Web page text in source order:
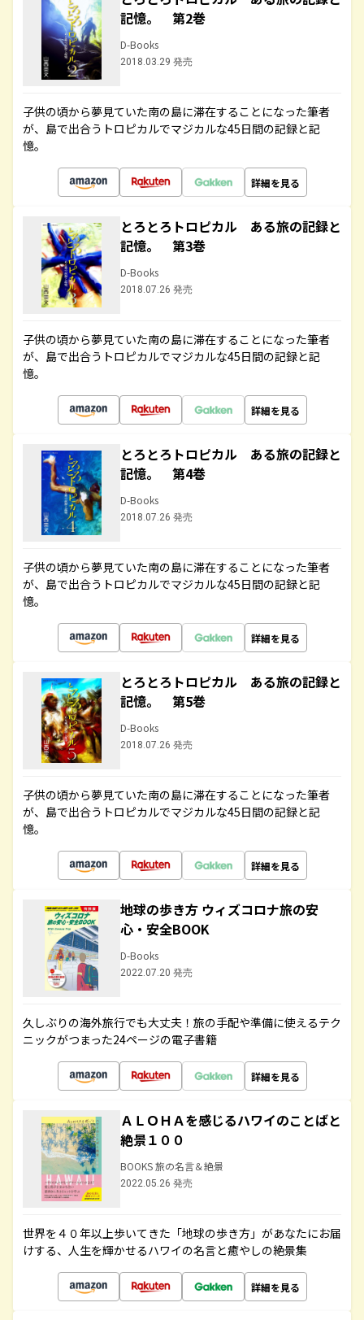
記憶。 第2巻
D-Books
2018.03.29 発売
子供の頃から夢見ていた南の島に滞在することになった筆者
が、島で出合うトロピカルでマジカルな45日間の記録と記
憶。
詳細を見る
とろとろトロピカル ある旅の記録と
記憶。 第3巻
D-Books
2018.07.26 発売
子供の頃から夢見ていた南の島に滞在することになった筆者
が、島で出合うトロピカルでマジカルな45日間の記録と記
憶。
詳細を見る
とろとろトロピカル ある旅の記録と
記憶。 第4巻
D-Books
2018.07.26 発売
子供の頃から夢見ていた南の島に滞在することになった筆者
が、島で出合うトロピカルでマジカルな45日間の記録と記
憶。
詳細を見る
とろとろトロピカル ある旅の記録と
記憶。 第5巻
D-Books
2018.07.26 発売
子供の頃から夢見ていた南の島に滞在することになった筆者
が、島で出合うトロピカルでマジカルな45日間の記録と記
憶。
詳細を見る
地球の歩き方 ウィズコロナ旅の安
心・安全BOOK
D-Books
2022.07.20 発売
久しぶりの海外旅行でも大丈夫！旅の手配や準備に使えるテク
ニックがつまった24ページの電子書籍
詳細を見る
ＡＬＯＨＡを感じるハワイのことばと
絶景１００
BOOKS 旅の名言＆絶景
2022.05.26 発売
世界を４０年以上歩いてきた「地球の歩き方」があなたにお届
けする、人生を輝かせるハワイの名言と癒やしの絶景集
詳細を見る